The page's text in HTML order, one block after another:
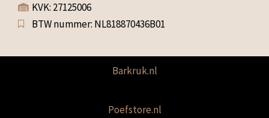
KVK: 27125006
BTW nummer: NL818870436B01
Barkruk.nl
Poefstore.nl